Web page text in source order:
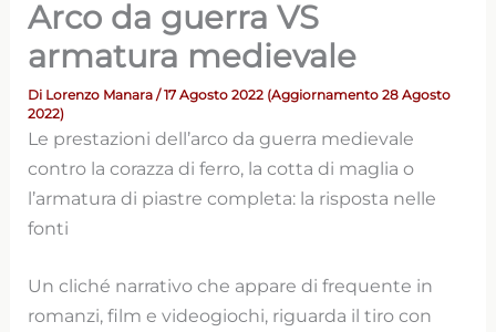
Arco da guerra VS
armatura medievale
Di Lorenzo Manara/ 17 Agosto 2022 (Aggiornamento 28 Agosto
2022)
Le prestazioni dell’arco da guerra medievale
contro la corazza di ferro, la cotta di maglia o
l’armatura di piastre completa: la risposta nelle
fonti
Un cliché narrativo che appare di frequente in
romanzi, film e videogiochi, riguarda il tiro con